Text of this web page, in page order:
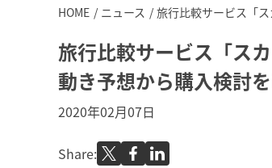
HOME ニュース 旅行比較サービス「
旅行比較サービス「ス
動き予想から購入検討
2020年02月07日
Share: